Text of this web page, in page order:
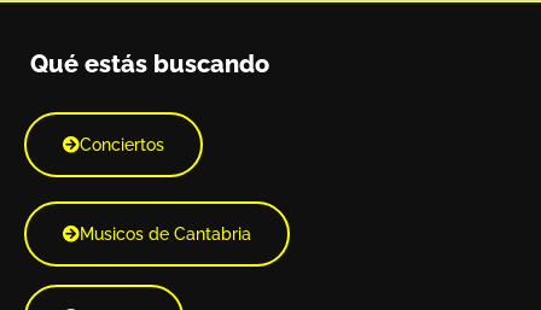
Qué estás buscando
Conciertos
Musicos de Cantabria